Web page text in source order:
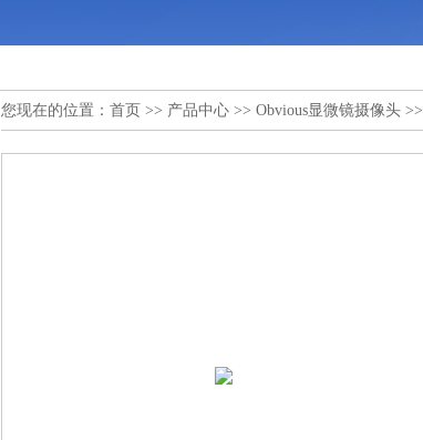
您现在的位置： 首页 >> 产品中心 >> Obvious显微镜摄像头 >>